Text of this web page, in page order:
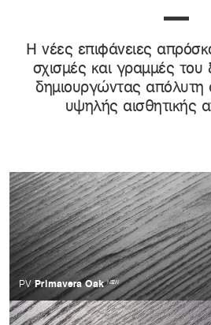
Η νέες επιφάνειες
σχισμές και γραμμές του
δημιουργώντας απόλυτη
υψηλής αισθητικής
PVPrimavera OakNEW